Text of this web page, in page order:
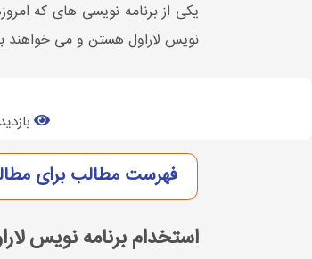
یکی از برنامه نویسی های که
نویس لاراول هستن و می خواهند
فهرست مطالب برای
استخدام برنامه نویس